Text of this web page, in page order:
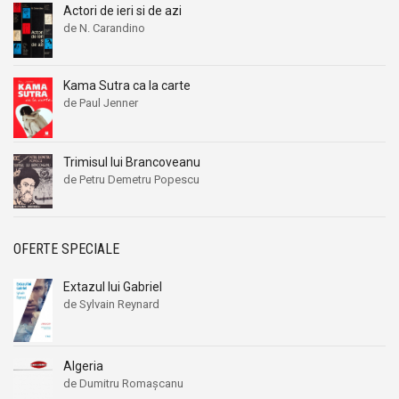
Anton Pann
Anton Tanasescu
Antoni Casas Ros
Antonia Fraser
Antonina Vallentin
Antonio Las Heras
Apostol D. Culea
Apostol Gurau
April Daniels
arh. Camil Roguski
Aristofan
Aristotel
Ariton Vraciu
Anton Pann
Anton Tanasescu
Antoni Casas Ros
Antonia Fraser
Antonina Vallentin
Antonio Las Heras
Apostol D. Culea
Apostol Gurau
April Daniels
arh. Camil Roguski
Aristofan
Aristotel
Ariton Vraciu
Actori de ieri si de azi
de N. Carandino
Kama Sutra ca la carte
de Paul Jenner
Trimisul lui Brancoveanu
de Petru Demetru Popescu
OFERTE SPECIALE
Extazul lui Gabriel
de Sylvain Reynard
Algeria
de Dumitru Romaşcanu